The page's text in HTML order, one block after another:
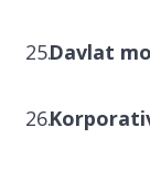
Davlat